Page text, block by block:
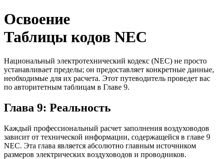
Освоение
Таблицы кодов NEC
Национальный электротехнический кодекс (NEC) не просто
устанавливает пределы; он предоставляет конкретные данные,
необходимые для их расчета. Этот путеводитель проведет вас
по авторитетным таблицам в Главе 9.
Глава 9: Реальность
Каждый профессиональный расчет заполнения воздуховодов
зависит от технической информации, содержащейся в главе 9
NEC. Эта глава является абсолютно главным источником
размеров электрических воздуховодов и проводников.